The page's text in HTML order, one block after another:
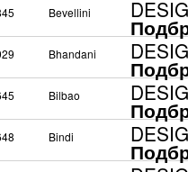
Bevellini
Bhandani
Bilbao
Bindi